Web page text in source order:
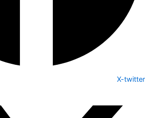
X-twitter